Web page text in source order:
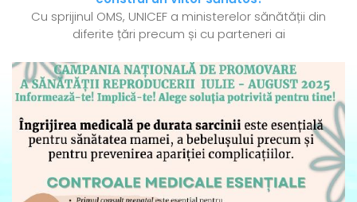
Cu sprijinul OMS, UNICEF a ministerelor sănătății din
diferite țări precum și cu parteneri ai